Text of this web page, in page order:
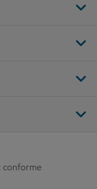
conforme